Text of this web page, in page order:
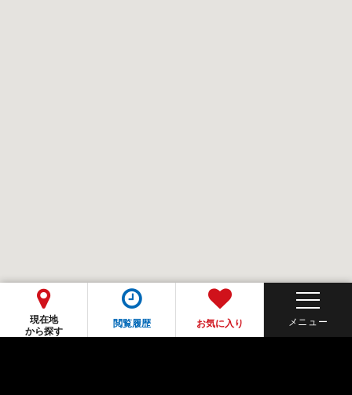
現在地
から探す
閲覧履歴 お気に入り